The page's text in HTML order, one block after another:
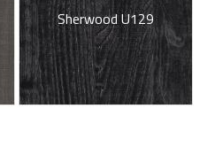
Sherwood U129